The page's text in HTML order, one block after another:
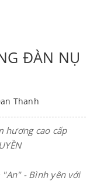
ĐÀN NỤ
Thanh
hương cao cấp
- Bình yên với